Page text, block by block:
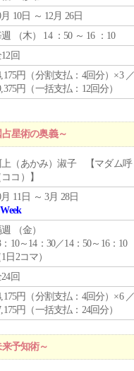
月 10日 ～ 12月 26日
（木） 14 ：50 ～ 16 ：10
回
円（分割支払：4回分）×3
円（一括支払：12回分）
星術の奥義～
上（あかみ）淑子 【マダム呼
ココ）】
月 11日 ～ 3月 28日
週 （金）
：10～14：30／14：50～16：10
1日2コマ）
回
円（分割支払：4回分）×6
円（一括支払：24回分）
予知術～